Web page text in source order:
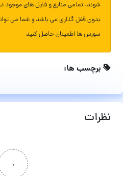
شوند. تمامی منابع و فایل های موجود
بدون قفل گذاری می باشد و شما می
سورس ها اطمینان حاصل کنید
برچسب ها:
نظرات
۰